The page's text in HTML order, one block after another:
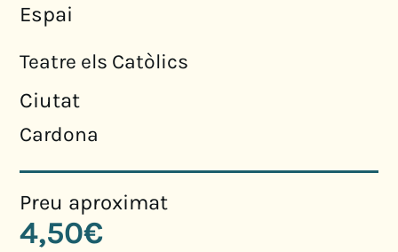
Espai
Teatre els Catòlics
Ciutat
Cardona
Preu aproximat
4,50€